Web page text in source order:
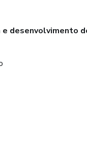
e desenvolvimento